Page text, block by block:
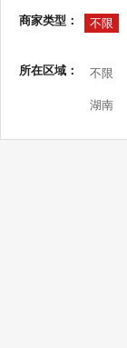
商家类型： 不限
所在区域： 不限
湖南